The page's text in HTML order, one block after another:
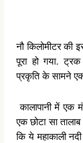
नौ किलोमीटर की
पूरा हो गया.
प्रकृति के सामने
कालापानी में एक
एक छोटा सा
कि ये महाकाली